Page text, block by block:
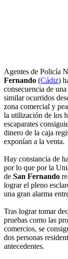
Agentes de Policía
Fernando (Cádiz)
consecuencia de
similar ocurridos
zona comercial y
la utilización de los
escaparates
dinero de la caja
exponían a la venta.
Hay constancia de
por lo que por la
de San Fernando
lograr el pleno
una gran alarma
Tras lograr tomar
pruebas como las
comercios, se
dos personas
antecedentes.